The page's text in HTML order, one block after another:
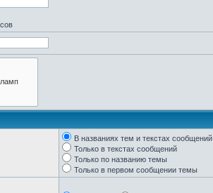
В названиях тем и текстах сообщений
Только в текстах сообщений
Только по названию темы
Только в первом сообщении темы